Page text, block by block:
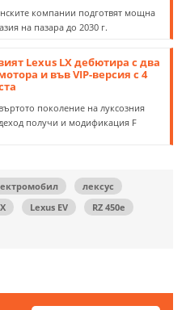
компании подготвят мощна
на пазара до 2030 г.
Lexus LX дебютира с два
и във VIP-версия с 4
поколение на луксозния
получи и модификация F
лексус
Lexus EV
RZ 450e